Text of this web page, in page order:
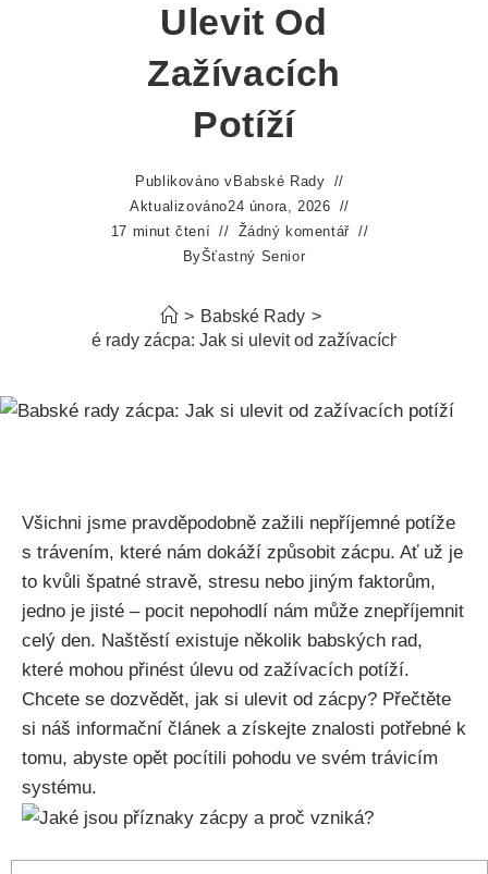
Ulevit Od
Zažívacích
Potíží
Publikováno v Babské Rady
Aktualizováno24 února, 2026
17 minut čtení
Žádný komentář
ByŠťastný Senior
> Babské Rady >
Babské rady zácpa: Jak si ulevit od zažívacích potíží
Všichni jsme pravděpodobně zažili⁣ nepříjemné potíže
s⁣ trávením, které ‌nám dokáží způsobit zácpu. Ať už je
to kvůli špatné stravě, stresu nebo jiným⁣ faktorům,
jedno je jisté – pocit nepohodlí⁢ nám může​ znepříjemnit
celý den. Naštěstí​ existuje několik⁣ babských rad,
které mohou přinést úlevu od ⁤zažívacích potíží.
Chcete se dozvědět, ⁢jak si ulevit od zácpy?⁢ Přečtěte
si náš informační článek⁤ a získejte znalosti potřebné k⁢
tomu, abyste opět pocítili​ pohodu ‌ve svém trávicím
systému.